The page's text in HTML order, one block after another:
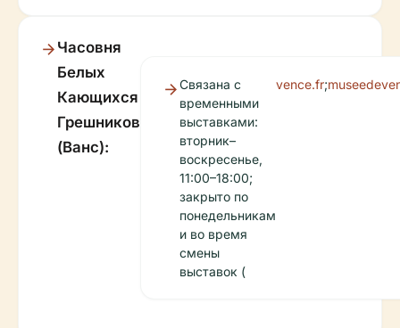
Часовня
Белых
Кающихся
Грешников
(Ванс):
Связана с
временными
выставками:
вторник–
воскресенье,
11:00–18:00;
закрыто по
понедельникам
и во время
смены
выставок (
vence.fr;